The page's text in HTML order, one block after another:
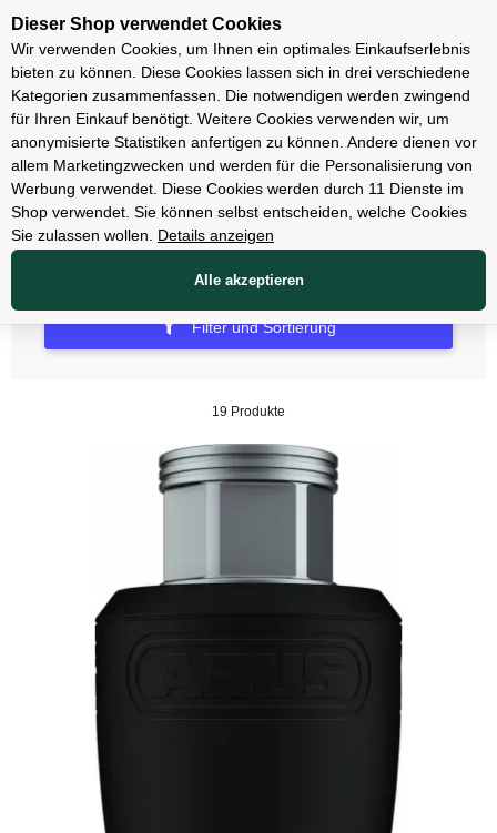
Unsere Filialen
Räder & Reifen & Schläuche
Zubehör Laufräder
Filter und Sortierung
19 Produkte
Dieser Shop verwendet Cookies
Wir verwenden Cookies, um Ihnen ein optimales Einkaufserlebnis
bieten zu können. Diese Cookies lassen sich in drei verschiedene
Kategorien zusammenfassen. Die notwendigen werden zwingend
für Ihren Einkauf benötigt. Weitere Cookies verwenden wir, um
anonymisierte Statistiken anfertigen zu können. Andere dienen vor
allem Marketingzwecken und werden für die Personalisierung von
Werbung verwendet. Diese Cookies werden durch 11 Dienste im
Shop verwendet. Sie können selbst entscheiden, welche Cookies
Sie zulassen wollen.
Details anzeigen
Alle akzeptieren